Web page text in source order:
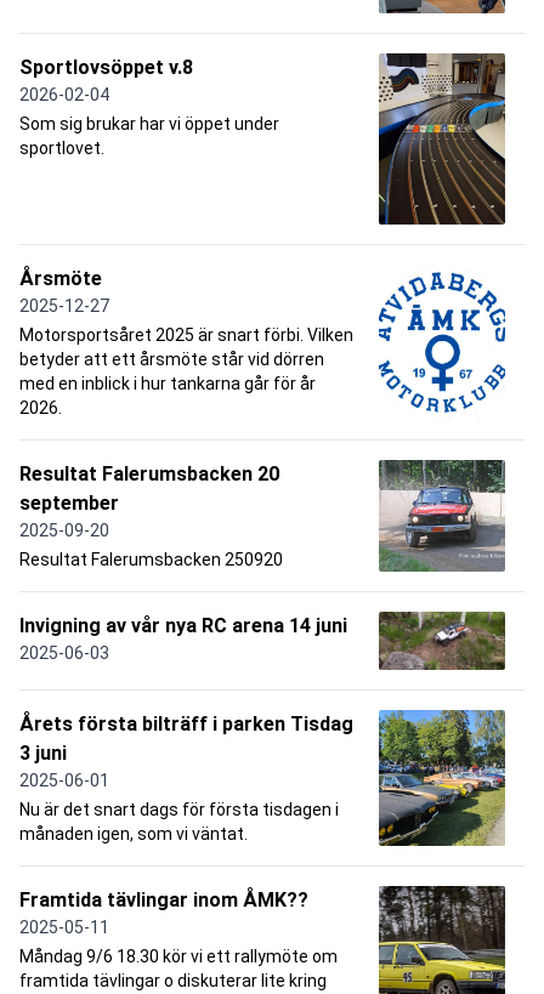
Sportlovsöppet v.8
2026-02-04
Som sig brukar har vi öppet under
sportlovet.
Årsmöte
2025-12-27
Motorsportsåret 2025 är snart förbi. Vilken
betyder att ett årsmöte står vid dörren
med en inblick i hur tankarna går för år
2026.
Resultat Falerumsbacken 20
september
2025-09-20
Resultat Falerumsbacken 250920
Invigning av vår nya RC arena 14 juni
2025-06-03
Årets första bilträff i parken Tisdag
3 juni
2025-06-01
Nu är det snart dags för första tisdagen i
månaden igen, som vi väntat.
Framtida tävlingar inom ÅMK??
2025-05-11
Måndag 9/6 18.30 kör vi ett rallymöte om
framtida tävlingar o diskuterar lite kring